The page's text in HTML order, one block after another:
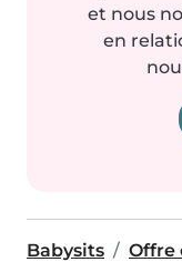
et nous
en
Babysits Offre